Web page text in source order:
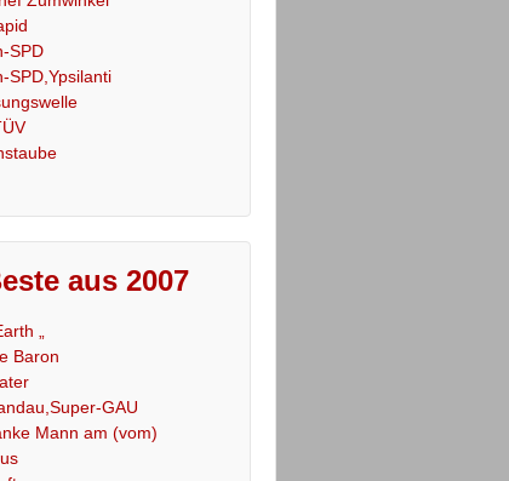
SPD
SPD,Ypsilanti
aus 2007
„
Baron
GAU
Mann am (vom)